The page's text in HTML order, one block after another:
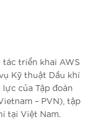
tác triển khai AWS
Kỹ thuật Dầu khí
của Tập đoàn
– PVN), tập
tại Việt Nam.